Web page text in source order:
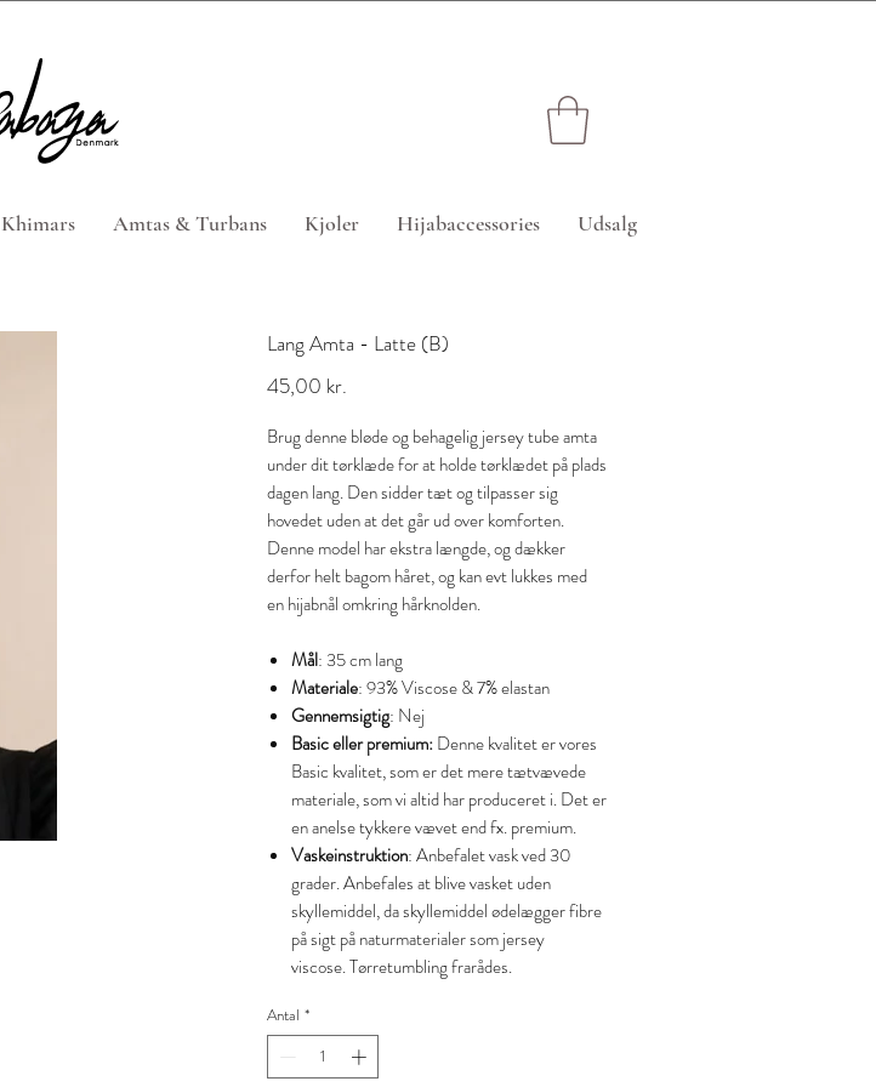
Khimars Amtas & Turbans Kjoler Hijabaccessories Udsalg
Lang Amta - Latte (B)
45,00 kr.
Brug denne bløde og behagelig jersey tube amta
under dit tørklæde for at holde tørklædet på plads
dagen lang. Den sidder tæt og tilpasser sig
hovedet uden at det går ud over komforten.
Denne model har ekstra længde, og dækker
derfor helt bagom håret, og kan evt lukkes med
en hijabnål omkring hårknolden.
Mål: 35 cm lang
Materiale: 93% Viscose & 7% elastan
Gennemsigtig: Nej
Basic eller premium:Denne kvalitet er vores
Basic kvalitet, som er det mere tætvævede
materiale, som vi altid har produceret i. Det er
en anelse tykkere vævet end fx. premium.
Vaskeinstruktion: Anbefalet vask ved 30
grader. Anbefales at blive vasket uden
skyllemiddel, da skyllemiddel ødelægger fibre
på sigt på naturmaterialer som jersey
viscose. Tørretumbling frarådes.
Antal *